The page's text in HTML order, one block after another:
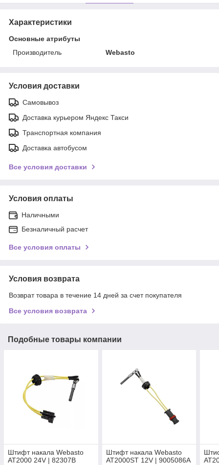
Характеристики
Основные атрибуты
Производитель
Webasto
Условия доставки
Самовывоз
Доставка курьером Яндекс Такси
Транспортная компания
Доставка автобусом
Все условия доставки
Условия оплаты
Наличными
Безналичный расчет
Все условия оплаты
Условия возврата
Возврат товара в течение 14 дней за счет покупателя
Все условия возврата
Подобные товары компании
Штифт накала Webasto
AT2000 24V | 82307B
Штифт накала Webasto
AT2000ST 12V | 9005086A